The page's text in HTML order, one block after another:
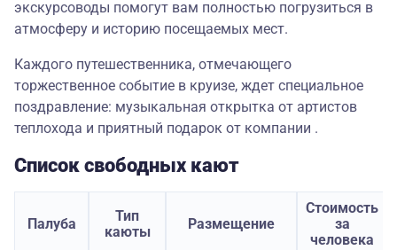
экскурсоводы помогут вам полностью погрузиться в
атмосферу и историю посещаемых мест.
Каждого путешественника, отмечающего
торжественное событие в круизе, ждет специальное
поздравление: музыкальная открытка от артистов
теплохода и приятный подарок от компании .
Список свободных кают
Палуба
Тип
каюты
Размещение
Стоимость
за
человека